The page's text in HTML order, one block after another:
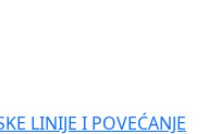
LINIJE I POVEĆANJE